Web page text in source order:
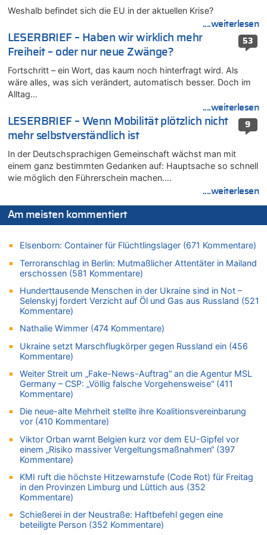
Wie kam es zur Ceuta-Krise?
Wasserstand des Rheins in NRW so niedrig wie noch nie
06.08.2026 - 07:21 von PvD zu
Mehrere Menschen in Londons City niedergestochen
06.08.2026 - 00:22 von Peter S. zu
Wasserstand des Rheins in NRW so niedrig wie noch nie
06.08.2026 - 00:01 von Hugo Egon Bernhard von Sinnen zu
Mehrere Menschen in Londons City niedergestochen
Wasserstand des Rheins in NRW so niedrig wie noch nie
05.08.2026 - 22:35 von Chips zu
Wasserstand des Rheins in NRW so niedrig wie noch nie
Mehrere Menschen in Londons City niedergestochen
Mehrere Menschen in Londons City niedergestochen
05.08.2026 - 21:53 von Karli Dall zu
Mehrere Menschen in Londons City niedergestochen
05.08.2026 - 21:15 von Joseph Meyer zu
Wasserstand des Rheins in NRW so niedrig wie noch nie
05.08.2026 - 21:10 von Ahja zu
Wasserstand des Rheins in NRW so niedrig wie noch nie
05.08.2026 - 21:05 von Oberstes Kommentargremium zu
Wie kam es zur Ceuta-Krise?
05.08.2026 - 20:50 von Tierexperte zu
Aachen ab 11. August wieder Mekka des Pferdesports –
Belgien setzt bei Reit-WM auf starke Springreiter
05.08.2026 - 20:38 von Willi Müller zu
Mehrere Menschen in Londons City niedergestochen
05.08.2026 - 20:36 von Islam Experte zu
Mehrere Menschen in Londons City niedergestochen
Wasserstand des Rheins in NRW so niedrig wie noch nie
05.08.2026 - 20:19 von Dax zu
Wasserstand des Rheins in NRW so niedrig wie noch nie
05.08.2026 - 20:11 von Analise zu
Weshalb befindet sich die EU in der aktuellen Krise?
....weiterlesen
53
LESERBRIEF – Haben wir wirklich mehr
Freiheit – oder nur neue Zwänge?
Fortschritt – ein Wort, das kaum noch hinterfragt wird. Als
wäre alles, was sich verändert, automatisch besser. Doch im
Alltag…
....weiterlesen
9
LESERBRIEF – Wenn Mobilität plötzlich nicht
mehr selbstverständlich ist
In der Deutschsprachigen Gemeinschaft wächst man mit
einem ganz bestimmten Gedanken auf: Hauptsache so schnell
wie möglich den Führerschein machen….
....weiterlesen
Am meisten kommentiert
Elsenborn: Container für Flüchtlingslager (671 Kommentare)
Terroranschlag in Berlin: Mutmaßlicher Attentäter in Mailand
erschossen (581 Kommentare)
Hunderttausende Menschen in der Ukraine sind in Not –
Selenskyj fordert Verzicht auf Öl und Gas aus Russland (521
Kommentare)
Nathalie Wimmer (474 Kommentare)
Ukraine setzt Marschflugkörper gegen Russland ein (456
Kommentare)
Weiter Streit um „Fake-News-Auftrag“ an die Agentur MSL
Germany – CSP: „Völlig falsche Vorgehensweise“ (411
Kommentare)
Die neue-alte Mehrheit stellte ihre Koalitionsvereinbarung
vor (410 Kommentare)
Viktor Orban warnt Belgien kurz vor dem EU-Gipfel vor
einem „Risiko massiver Vergeltungsmaßnahmen“ (397
Kommentare)
KMI ruft die höchste Hitzewarnstufe (Code Rot) für Freitag
in den Provinzen Limburg und Lüttich aus (352
Kommentare)
Schießerei in der Neustraße: Haftbefehl gegen eine
beteiligte Person (352 Kommentare)